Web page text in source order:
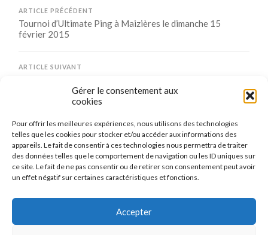
Gérer le consentement aux
cookies
Pour offrir les meilleures expériences, nous utilisons des technologies
telles que les cookies pour stocker et/ou accéder aux informations des
appareils. Le fait de consentir à ces technologies nous permettra de traiter
des données telles que le comportement de navigation ou les ID uniques sur
ce site. Le fait de ne pas consentir ou de retirer son consentement peut avoir
un effet négatif sur certaines caractéristiques et fonctions.
Accepter
ARTICLE PRÉCÉDENT
Tournoi d’Ultimate Ping à Maizières le dimanche 15
février 2015
ARTICLE SUIVANT
Comments are closed.
CONNEXION